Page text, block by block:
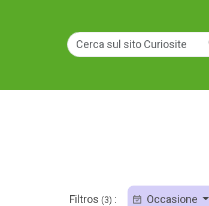
Filtros (3) : Occasione